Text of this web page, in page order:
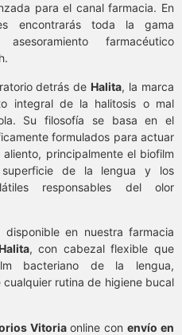
para el canal farmacia. En
encontrarás toda la gama
farmacéutico
detrás deHalita, la marca
integral de la halitosis o mal
Su filosofía se basa en el
formulados para actuar
principalmente el biofilm
de la lengua y los
responsables del olor
disponible en nuestra farmacia
, con cabezal flexible que
bacteriano de la lengua,
rutina de higiene bucal
Vitoriaonline conenvío en